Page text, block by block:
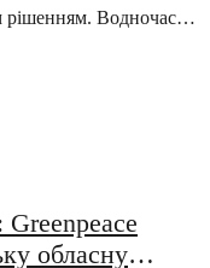
рішенням. Водночас
Greenpeace
обласну